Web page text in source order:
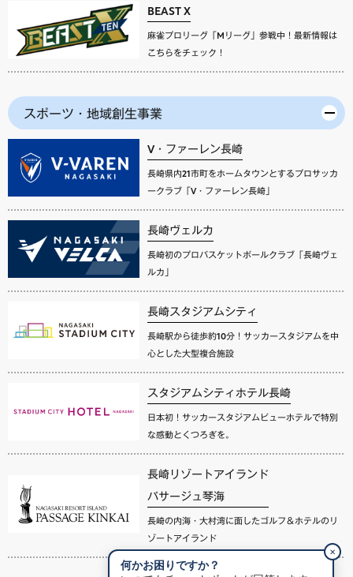
BEAST X
麻雀プロリーグ「Mリーグ」参戦中！最新情報は
こちらをチェック！
スポーツ・地域創生事業
V・ファーレン長崎
長崎県内21市町をホームタウンとするプロサッカ
ークラブ「V・ファーレン長崎」
長崎ヴェルカ
長崎初のプロバスケットボールクラブ「長崎ヴェ
ルカ」
長崎スタジアムシティ
長崎駅から徒歩約10分！サッカースタジアムを中
心とした大型複合施設
スタジアムシティホテル長崎
日本初！サッカースタジアムビューホテルで特別
な感動とくつろぎを。
長崎リゾートアイランド
パサージュ琴海
長崎の内海・大村湾に面したゴルフ＆ホテルのリ
ゾートアイランド
何かお困りですか？
✕